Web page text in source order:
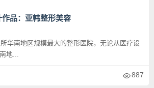
品：亚韩整形美容
华南地区规模最大的整形医院，无论从医疗设
地...
887